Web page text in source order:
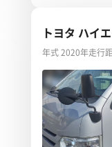
トヨタ ハイ
年式 2020年走行